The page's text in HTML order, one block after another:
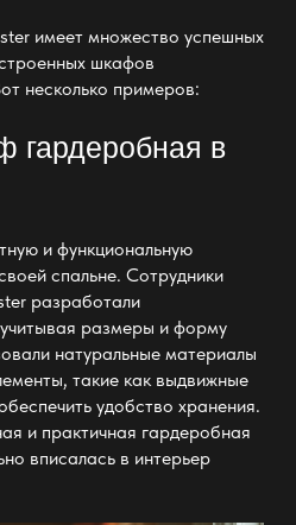
имеет множество успешных
шкафов
несколько примеров:
гардеробная в
и функциональную
спальне. Сотрудники
разработали
размеры и форму
натуральные материалы
такие как выдвижные
удобство хранения.
и практичная гардеробная
вписалась в интерьер